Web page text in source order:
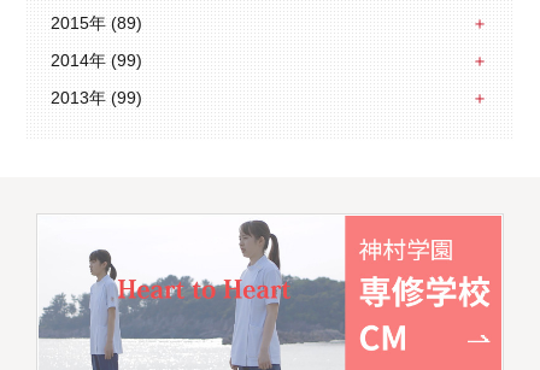
2015年 (89)
2014年 (99)
2013年 (99)